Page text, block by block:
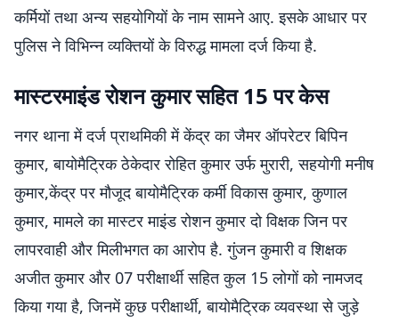
कर्मियों तथा अन्य सहयोगियों के नाम सामने आए. इसके आधार पर
पुलिस ने विभिन्न व्यक्तियों के विरुद्ध मामला दर्ज किया है.
मास्टरमाइंड रोशन कुमार सहित 15 पर केस
नगर थाना में दर्ज प्राथमिकी में केंद्र का जैमर ऑपरेटर बिपिन
कुमार, बायोमैट्रिक ठेकेदार रोहित कुमार उर्फ मुरारी, सहयोगी मनीष
कुमार,केंद्र पर मौजूद बायोमैट्रिक कर्मी विकास कुमार, कुणाल
कुमार, मामले का मास्टर माइंड रोशन कुमार दो विक्षक जिन पर
लापरवाही और मिलीभगत का आरोप है. गुंजन कुमारी व शिक्षक
अजीत कुमार और 07 परीक्षार्थी सहित कुल 15 लोगों को नामजद
किया गया है, जिनमें कुछ परीक्षार्थी, बायोमैट्रिक व्यवस्था से जुड़े